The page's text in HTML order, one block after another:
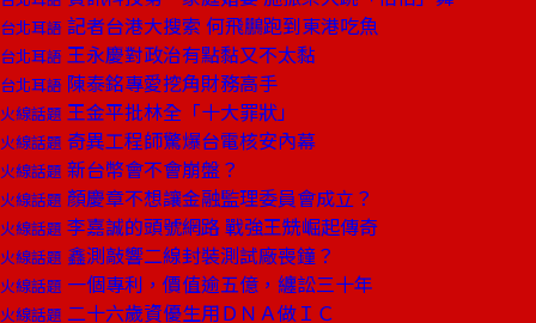
台北耳語 記者台港大搜索 何飛鵬跑到東港吃魚
台北耳語 王永慶對政治有點黏又不太黏
台北耳語 陳泰銘專愛挖角財務高手
火線話題 王金平批林全「十大罪狀」
火線話題 奇異工程師驚爆台電核安內幕
火線話題 新台幣會不會崩盤？
火線話題 顏慶章不想讓金融監理委員會成立？
火線話題 李嘉誠的頭號網路 戰強王兟崛起傳奇
火線話題 鑫測敲響二線封裝測試廠喪鐘？
火線話題 一個專利，價值逾五億，纏訟三十年
火線話題 二十六歲資優生用ＤＮＡ做ＩＣ